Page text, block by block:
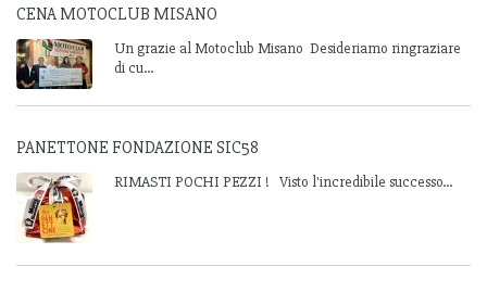
CENA MOTOCLUB MISANO
Un grazie al Motoclub Misano Desideriamo ringraziare
di cu...
PANETTONE FONDAZIONE SIC58
RIMASTI POCHI PEZZI ! Visto l'incredibile successo...